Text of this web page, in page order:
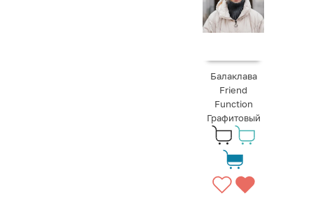
Балаклава
Friend
Function
Графитовый